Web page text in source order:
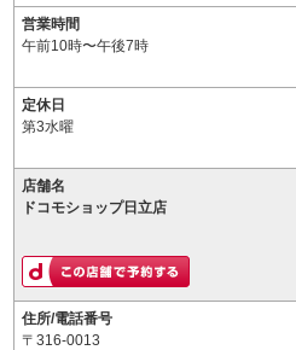
営業時間
午前10時〜午後7時
定休日
第3水曜
店舗名
ドコモショップ日立店
住所/電話番号
〒316-0013